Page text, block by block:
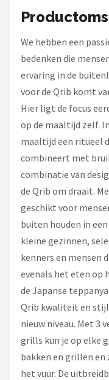
We hebben een
bedenken die
ervaring in de
voor de Qrib komt
Hier ligt de focus
op de maaltijd zelf.
maaltijd een ritueel
combineert met
combinatie van
de Qrib om draait.
geschikt voor
buiten houden in
kleine gezinnen,
kenners en mensen
evenals het eten op
de Japanse
Qrib kwaliteit en
nieuw niveau. Met 3
grills kun je op elke
bakken en grillen en
het vuur. De